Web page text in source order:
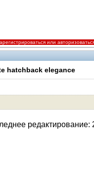
или
hatchback elegance